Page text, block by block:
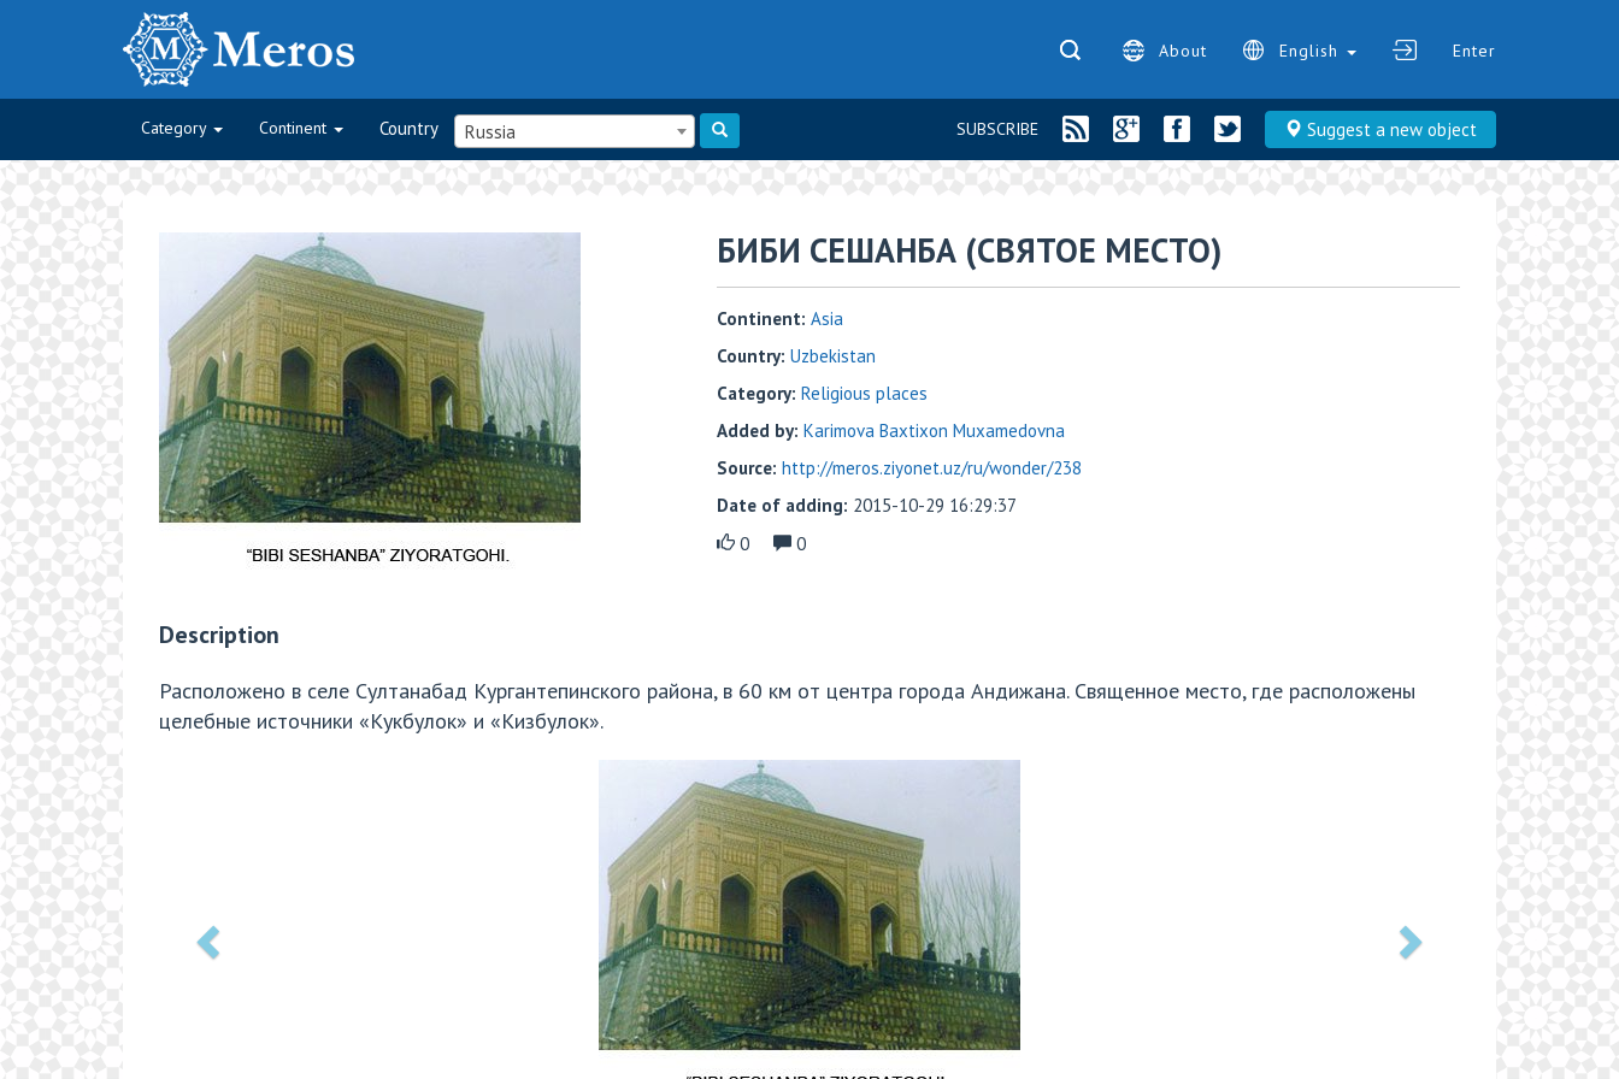
About English Enter
Category Continent Country Russia Suggest a new object
SUBSCRIBE
БИБИ СЕШАНБА (СВЯТОЕ МЕСТО)
Continent: Asia
Country: Uzbekistan
Category: Religious places
Added by: Karimova Baxtixon Muxamedovna
Source: http://meros.ziyonet.uz/ru/wonder/238
Date of adding: 2015-10-29 16:29:37
0
0
Description
Расположено в селе Султанабад Кургантепинского района, в 60 км от центра города Андижана. Священное место, где расположены
целебные источники «Кукбулок» и «Кизбулок».